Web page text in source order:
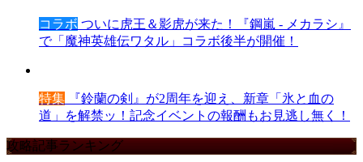
コラボ ついに虎王＆影虎が来た！『鋼嵐 - メカラシ』
で「魔神英雄伝ワタル」コラボ後半が開催！
特集 『鈴蘭の剣』が2周年を迎え、新章「氷と血の
道」を解禁ッ！記念イベントの報酬もお見逃し無く！
攻略記事ランキング